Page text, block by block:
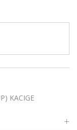
KACIGE